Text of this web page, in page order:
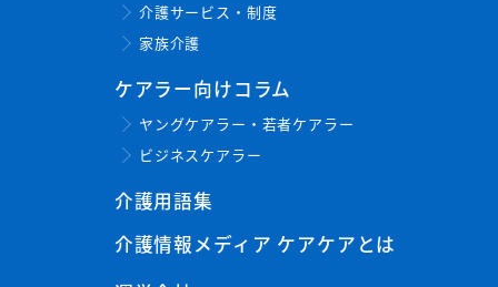
介護サービス・制度
家族介護
ケアラー向けコラム
ヤングケアラー・若者ケアラー
ビジネスケアラー
介護用語集
介護情報メディア ケアケアとは